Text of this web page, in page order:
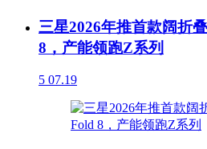
三星2026年推首款阔折
8，产能领跑Z系列
5 07.19